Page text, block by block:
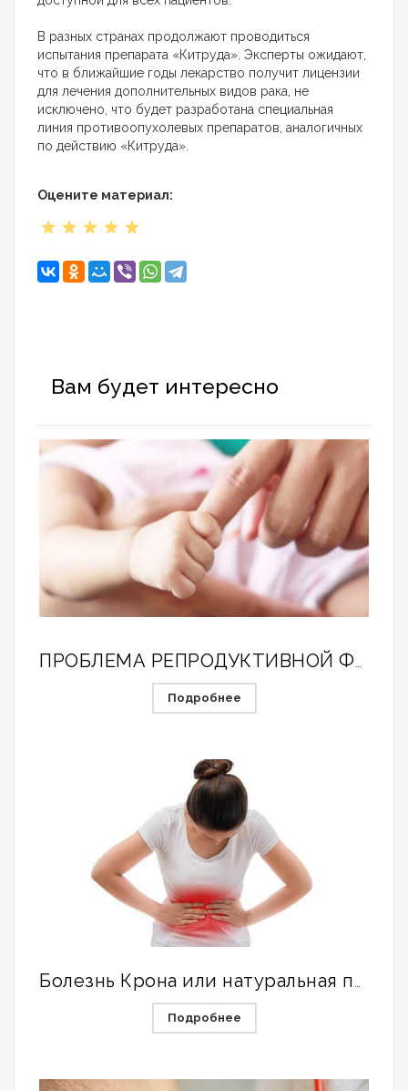
В разных странах продолжают проводиться
испытания препарата «Китруда». Эксперты ожидают,
что в ближайшие годы лекарство получит лицензии
для лечения дополнительных видов рака, не
исключено, что будет разработана специальная
линия противоопухолевых препаратов, аналогичных
по действию «Китруда».
Оцените материал:
Вам будет интересно
ПРОБЛЕМА РЕПРОДУКТИВНОЙ ФУНКЦИИ У ЖЕНЩИН, РЕШЕНА РОССИЙСКИМИ МЕДИКАМИ.
Подробнее
Болезнь Крона или натуральная панацея в борьбе с болезнью.
Подробнее